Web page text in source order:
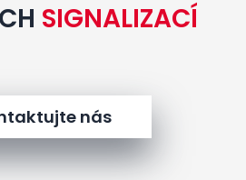
SIGNALIZACÍ
nás